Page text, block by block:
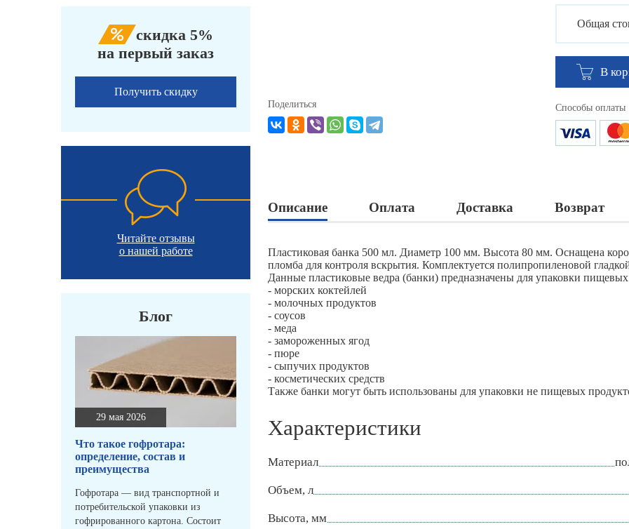
скидка 5%
на первый заказ
Получить скидку
Читайте отзывы
о нашей работе
Блог
29 мая 2026
Что такое гофротара:
определение, состав и
преимущества
Гофротара — вид транспортной и
потребительской упаковки из
гофрированного картона. Состоит
Общая
В
Поделиться Способы оплаты
Описание Оплата Доставка Возврат
Пластиковая банка 500 мл. Диаметр 100 мм. Высота 80 мм. Оснащена
пломба для контроля вскрытия. Комплектуется полипропиленовой
Данные пластиковые ведра (банки) предназначены для упаковки
- морских коктейлей
- молочных продуктов
- соусов
- меда
- замороженных ягод
- пюре
- сыпучих продуктов
- косметических средств
Также банки могут быть использованы для упаковки не пищевых
Характеристики
Материал
Объем, л
Высота, мм